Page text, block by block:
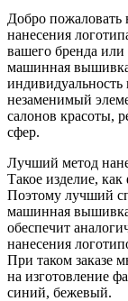
Добро пожаловать
нанесения
вашего бренда или
машинная вышивка
незаменимый
салонов красоты,
сфер.
Лучший метод
Такое изделие, как
Поэтому лучший
машинная
обеспечит
нанесения
При таком заказе
на изготовление
синий, бежевый.